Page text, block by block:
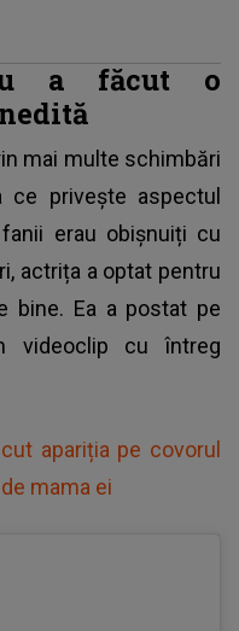
a făcut o
mai multe schimbări
privește aspectul
erau obișnuiți cu
actrița a optat pentru
bine. Ea a postat pe
videoclip cu întreg
apariția pe covorul
mama ei